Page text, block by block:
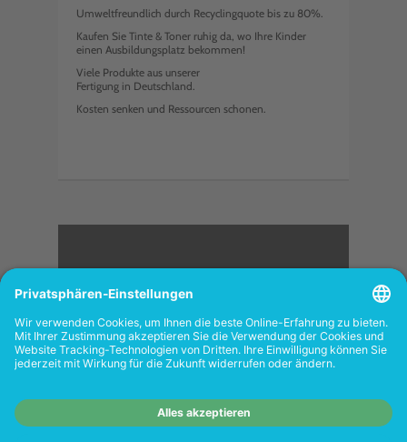
Umweltfreundlich durch Recyclingquote bis zu 80%.
Kaufen Sie Tinte & Toner ruhig da, wo Ihre Kinder
einen Ausbildungsplatz bekommen!
Viele Produkte aus unserer
Fertigung in Deutschland.
Kosten senken und Ressourcen schonen.
<
FOLGEN SIE UNS